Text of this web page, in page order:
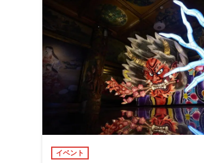
イベント